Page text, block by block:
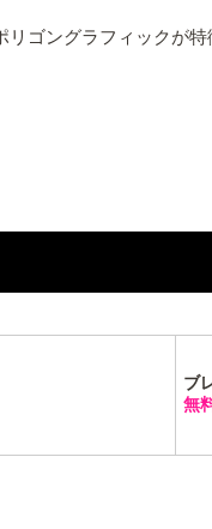
ゴングラフィックが
ブ
無